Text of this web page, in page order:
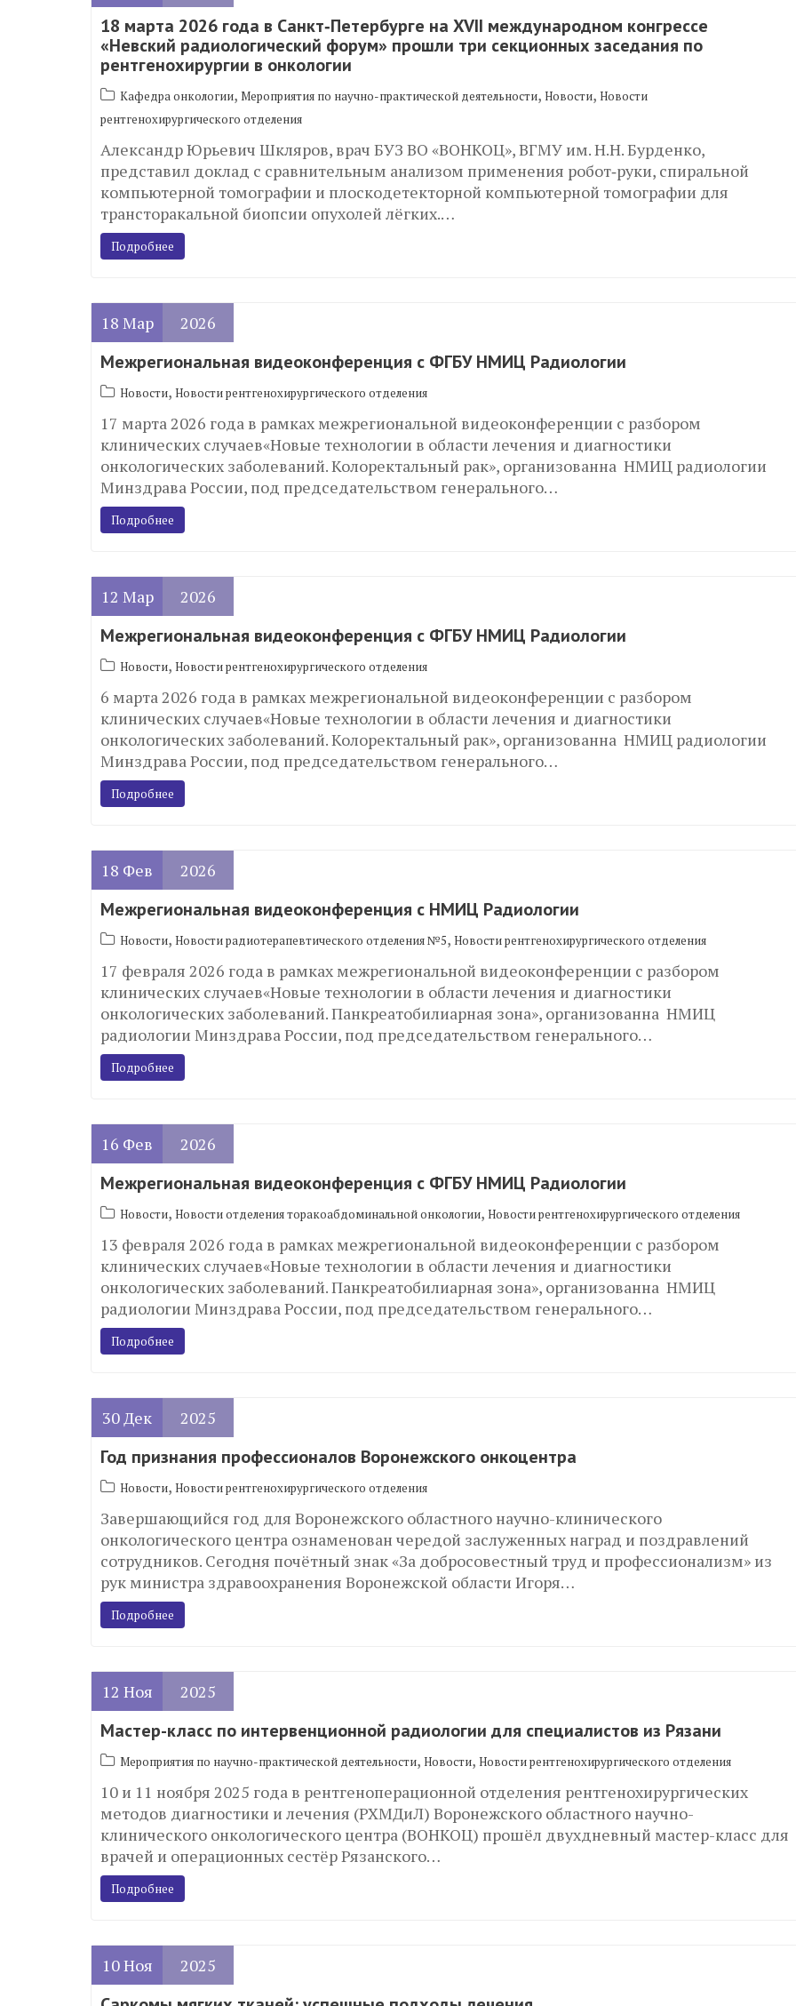
18 марта 2026 года в Санкт‑Петербурге на XVII международном конгрессе
«Невский радиологический форум» прошли три секционных заседания по
рентгенохирургии в онкологии
Кафедра онкологии, Мероприятия по научно-практической деятельности, Новости, Новости
рентгенохирургического отделения
Александр Юрьевич Шкляров, врач БУЗ ВО «ВОНКОЦ», ВГМУ им. Н. Н. Бурденко,
представил доклад с сравнительным анализом применения робот‑руки, спиральной
компьютерной томографии и плоскодетекторной компьютерной томографии для
трансторакальной биопсии опухолей лёгких.…
Подробнее
18 Мар 2026
Межрегиональная видеоконференция с ФГБУ НМИЦ Радиологии
Новости, Новости рентгенохирургического отделения
17 марта 2026 года в рамках межрегиональной видеоконференции с разбором
клинических случаев«Новые технологии в области лечения и диагностики
онкологических заболеваний. Колоректальный рак», организованна НМИЦ радиологии
Минздрава России, под председательством генерального…
Подробнее
12 Мар 2026
Межрегиональная видеоконференция с ФГБУ НМИЦ Радиологии
Новости, Новости рентгенохирургического отделения
6 марта 2026 года в рамках межрегиональной видеоконференции с разбором
клинических случаев«Новые технологии в области лечения и диагностики
онкологических заболеваний. Колоректальный рак», организованна НМИЦ радиологии
Минздрава России, под председательством генерального…
Подробнее
18 Фев 2026
Межрегиональная видеоконференция с НМИЦ Радиологии
Новости, Новости радиотерапевтического отделения №5, Новости рентгенохирургического отделения
17 февраля 2026 года в рамках межрегиональной видеоконференции с разбором
клинических случаев«Новые технологии в области лечения и диагностики
онкологических заболеваний. Панкреатобилиарная зона», организованна НМИЦ
радиологии Минздрава России, под председательством генерального…
Подробнее
16 Фев 2026
Межрегиональная видеоконференция с ФГБУ НМИЦ Радиологии
Новости, Новости отделения торакоабдоминальной онкологии, Новости рентгенохирургического отделения
13 февраля 2026 года в рамках межрегиональной видеоконференции с разбором
клинических случаев«Новые технологии в области лечения и диагностики
онкологических заболеваний. Панкреатобилиарная зона», организованна НМИЦ
радиологии Минздрава России, под председательством генерального…
Подробнее
30Дек 2025
Год признания профессионалов Воронежского онкоцентра
Новости, Новости рентгенохирургического отделения
Завершающийся год для Воронежского областного научно-клинического
онкологического центра ознаменован чередой заслуженных наград и поздравлений
сотрудников. Сегодня почётный знак «За добросовестный труд и профессионализм» из
рук министра здравоохранения Воронежской области Игоря…
Подробнее
12 Ноя 2025
Мастер-класс по интервенционной радиологии для специалистов из Рязани
Мероприятия по научно-практической деятельности, Новости, Новости рентгенохирургического отделения
10 и 11 ноября 2025 года в рентгеноперационной отделения рентгенохирургических
методов диагностики и лечения (РХМДиЛ) Воронежского областного научно-
клинического онкологического центра (ВОНКОЦ) прошёл двухдневный мастер-класс для
врачей и операционных сестёр Рязанского…
Подробнее
10Ноя 2025